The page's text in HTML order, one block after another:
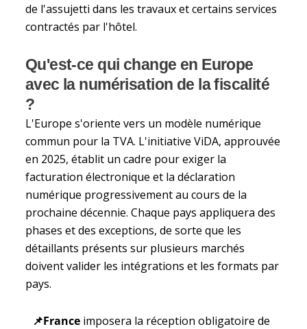
de l'assujetti dans les travaux et certains services
contractés par l'hôtel.
Qu'est-ce qui change en Europe
avec la numérisation de la fiscalité
?
L'Europe s'oriente vers un modèle numérique
commun pour la TVA. L'initiative ViDA, approuvée
en 2025, établit un cadre pour exiger la
facturation électronique et la déclaration
numérique progressivement au cours de la
prochaine décennie. Chaque pays appliquera des
phases et des exceptions, de sorte que les
détaillants présents sur plusieurs marchés
doivent valider les intégrations et les formats par
pays.
📌France imposera la réception obligatoire de